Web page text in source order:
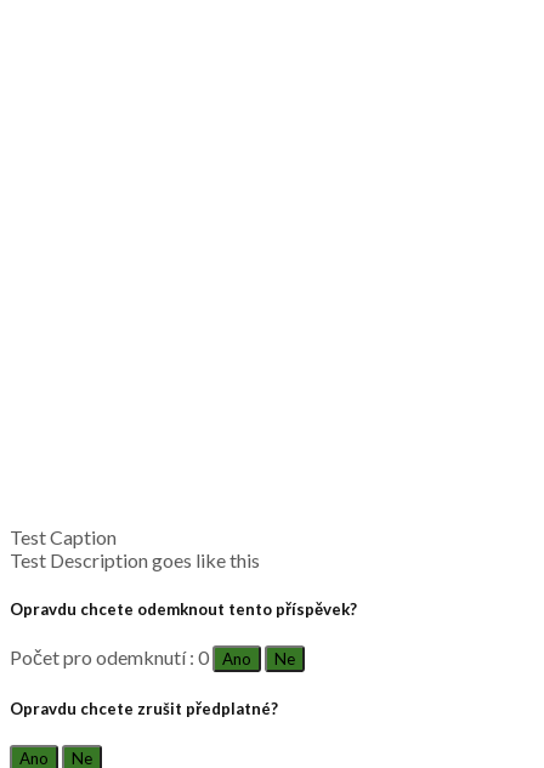
Test Caption
Test Description goes like this
Opravdu chcete odemknout tento příspěvek?
Počet pro odemknutí : 0 Ano Ne
Opravdu chcete zrušit předplatné?
Ano Ne